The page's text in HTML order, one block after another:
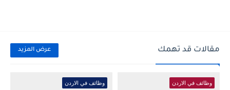
مقالات قد تهمك عرض المزيد
وظائف في الاردن وظائف في الاردن